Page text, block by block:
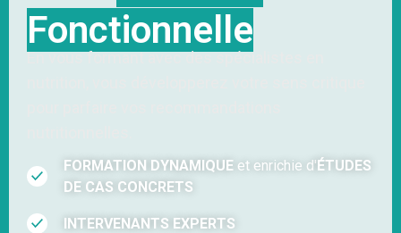
Fonctionnelle
En vous formant avec des spécialistes en
FORMATION DYNAMIQUEet enrichie d'ÉTUDES
DE CAS CONCRETS
INTERVENANTS EXPERTS